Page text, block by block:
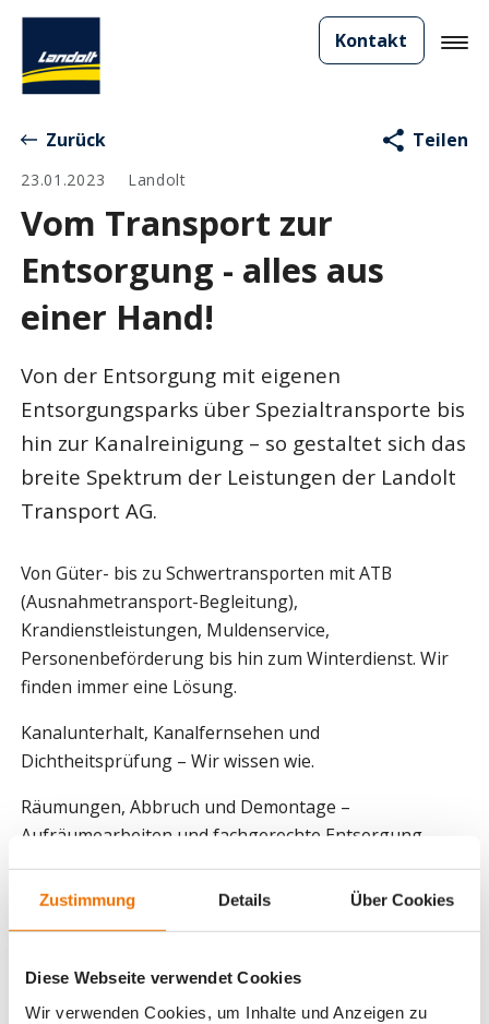
Zustimmung Details Über Cookies
Diese Webseite verwendet Cookies
Wir verwenden Cookies, um Inhalte und Anzeigen zu
Kontakt
Zurück
23.01.2023 Landolt
Teilen
Vom Transport zur
Entsorgung - alles aus
einer Hand!
Von der Entsorgung mit eigenen
Entsorgungsparks über Spezialtransporte bis
hin zur Kanalreinigung – so gestaltet sich das
breite Spektrum der Leistungen der Landolt
Transport AG.
Von Güter- bis zu Schwertransporten mit ATB
(Ausnahmetransport-Begleitung),
Krandienstleistungen, Muldenservice,
Personenbeförderung bis hin zum Winterdienst. Wir
finden immer eine Lösung.
Kanalunterhalt, Kanalfernsehen und
Dichtheitsprüfung – Wir wissen wie.
Räumungen, Abbruch und Demontage –
Aufräumearbeiten und fachgerechte Entsorgung
durch den Profi mit drei eigenen Entsorgungparks.
24/7/365 – Pikettdienst! Wir sind auch ausserhalb der
Bürozeiten für Sie da!
Doch schauen Sie selbst!